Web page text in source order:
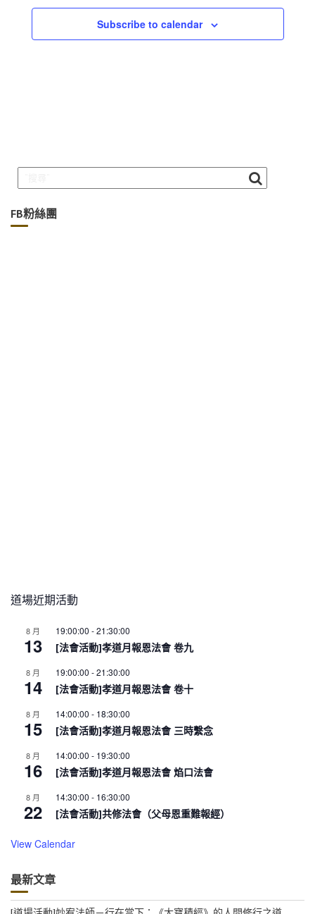
Subscribe to calendar
FB粉絲團
道場近期活動
8 月
13
19:00:00 -21:30:00
[法會活動]孝道月報恩法會 卷九
8 月
14
19:00:00 -21:30:00
[法會活動]孝道月報恩法會 卷十
8 月
15
14:00:00 - 18:30:00
[法會活動]孝道月報恩法會 三時繫念
8 月
16
14:00:00 - 19:30:00
[法會活動]孝道月報恩法會 焰口法會
8 月
22
14:30:00 - 16:30:00
[法會活動]共修法會（父母恩重難報經）
View Calendar
最新文章